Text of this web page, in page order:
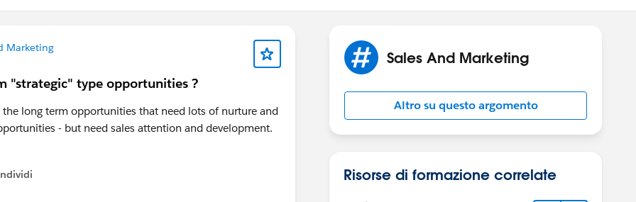
Marketing
"strategic" type opportunities ?
long term opportunities that need lots of nurture and
- but need sales attention and development.
menu
Sales And Marketing
Altro su questo argomento
Risorse di formazione correlate